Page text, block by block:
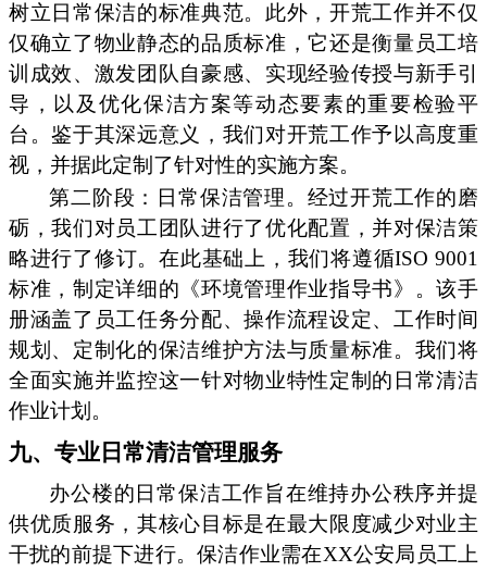
树立日常保洁的标准典范。此外，开荒工作并不仅
仅确立了物业静态的品质标准，它还是衡量员工培
训成效、激发团队自豪感、实现经验传授与新手引
导，以及优化保洁方案等动态要素的重要检验平
台。鉴于其深远意义，我们对开荒工作予以高度重
视，并据此定制了针对性的实施方案。
第二阶段：日常保洁管理。经过开荒工作的磨
砺，我们对员工团队进行了优化配置，并对保洁策
略进行了修订。在此基础上，我们将遵循ISO 9001
标准，制定详细的《环境管理作业指导书》。该手
册涵盖了员工任务分配、操作流程设定、工作时间
规划、定制化的保洁维护方法与质量标准。我们将
全面实施并监控这一针对物业特性定制的日常清洁
作业计划。
九、专业日常清洁管理服务
办公楼的日常保洁工作旨在维持办公秩序并提
供优质服务，其核心目标是在最大限度减少对业主
干扰的前提下进行。保洁作业需在XX公安局员工上